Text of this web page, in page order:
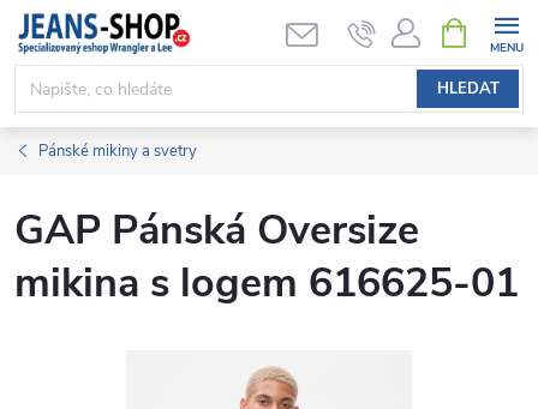
Přejít
obsah
HLEDAT
NÁKUPNÍ
KOŠÍK
Pánské mikiny a svetry
GAP Pánská Oversize
mikina s logem 616625-01